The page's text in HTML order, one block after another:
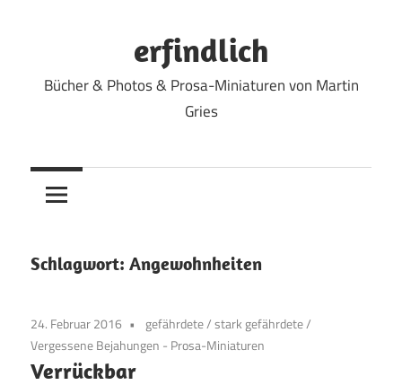
erfindlich
Bücher & Photos & Prosa-Miniaturen von Martin
Gries
Schlagwort: Angewohnheiten
24. Februar 2016 gefährdete/stark gefährdete/
Vergessene Bejahungen - Prosa-Miniaturen
Verrückbar